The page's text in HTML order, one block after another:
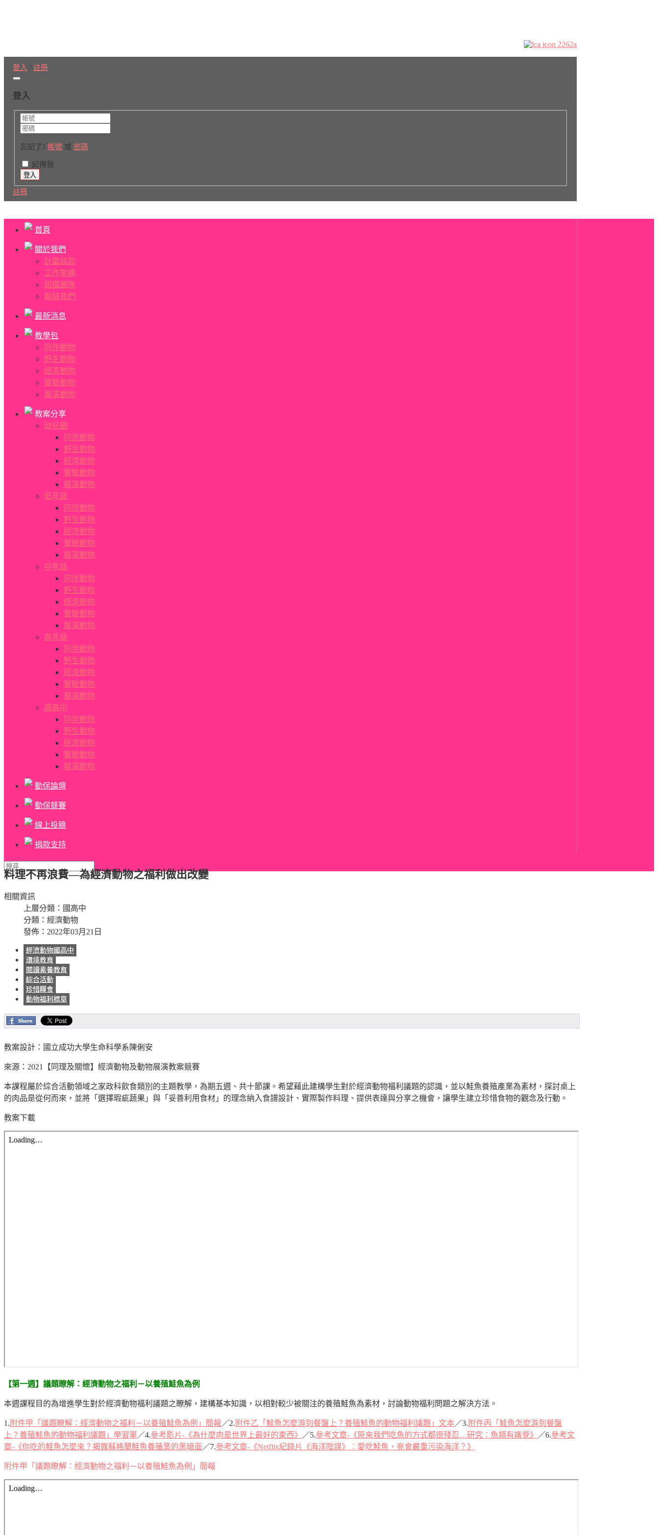
登入 / 註冊
登入
忘記了? 帳號 或 密碼
記得我
註冊
首頁
關於我們
計畫緣起
工作架構
組織團隊
聯絡我們
最新消息
教學包
同伴動物
野生動物
經濟動物
實驗動物
展演動物
教案分享
幼兒園
同伴動物
野生動物
經濟動物
實驗動物
展演動物
低年級
同伴動物
野生動物
經濟動物
實驗動物
展演動物
中年級
同伴動物
野生動物
經濟動物
實驗動物
展演動物
高年級
同伴動物
野生動物
經濟動物
實驗動物
展演動物
國高中
同伴動物
野生動物
經濟動物
實驗動物
展演動物
動保論壇
動保競賽
線上投稿
捐款支持
料理不再浪費—為經濟動物之福利做出改變
相關資訊
上層分類： 國高中
分類： 經濟動物
發佈：2022年03月21日
經濟動物國高中
環境教育
閱讀素養教育
綜合活動
珍惜糧食
動物福利標章
教案設計：國立成功大學生命科學系陳俐安
來源：2021【同理及關懷】經濟動物及動物展演教案競賽
本課程屬於綜合活動領域之家政科飲食類別的主題教學，為期五週、共十節課。希望藉此建構學生對於經濟動物福利議題的認識，並以鮭魚養殖產業為素材，探討桌上
的肉品是從何而來，並將「選擇瑕疵蔬果」與「妥善利用食材」的理念納入食譜設計、實際製作料理、提供表達與分享之機會，讓學生建立珍惜食物的觀念及行動。
教案下載
【第一週】議題瞭解：經濟動物之福利－以養殖鮭魚為例
本週課程目的為增進學生對於經濟動物福利議題之瞭解，建構基本知識，以相對較少被關注的養殖鮭魚為素材，討論動物福利問題之解決方法。
1. 附件甲「議題瞭解：經濟動物之福利－以養殖鮭魚為例」簡報 ／2. 附件乙「鮭魚怎麼游到餐盤上？養殖鮭魚的動物福利議題」文本／3. 附件丙「鮭魚怎麼游到餐盤
上？養殖鮭魚的動物福利議題」學習單 ／4.參考影片-《為什麼肉是世界上最好的東西》 ／5.參考文章-《原來我們吃魚的方式都很殘忍…研究：魚類有痛覺》 ／6.參考文
章-《你吃的鮭魚怎麼來？揭露蘇格蘭鮭魚養殖業的黑暗面 ／7.參考文章-《Netflix紀錄片《海洋陰謀》：愛吃鮭魚，竟會嚴重污染海洋？》
附件甲「議題瞭解：經濟動物之福利－以養殖鮭魚為例」簡報